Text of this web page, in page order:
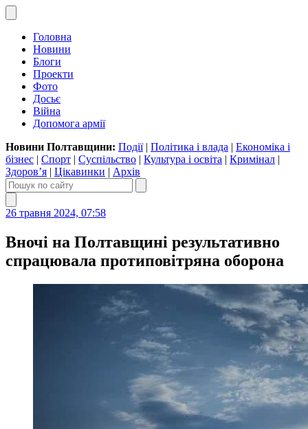
Головна
Новини
Блоги
Проекти
Фото
Досьє
Війна
Допомога армії
Новини Полтавщини: Події| Політика і влада | Економіка і
бізнес | Спорт | Суспільство | Культура і освіта | Кримінал |
Здоров’я | Цікавинки | Архів
26 травня 2024, 07:58
Вночі на Полтавщині результативно
спрацювала протиповітряна оборона